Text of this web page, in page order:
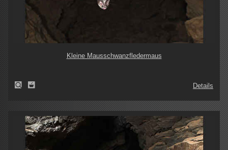
Kleine Mausschwanzfledermaus
Details